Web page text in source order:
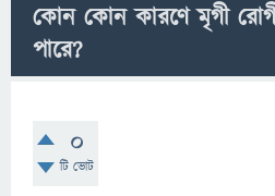
কোন কোন কারণে মৃগী
পারে?
0
টি ভোট